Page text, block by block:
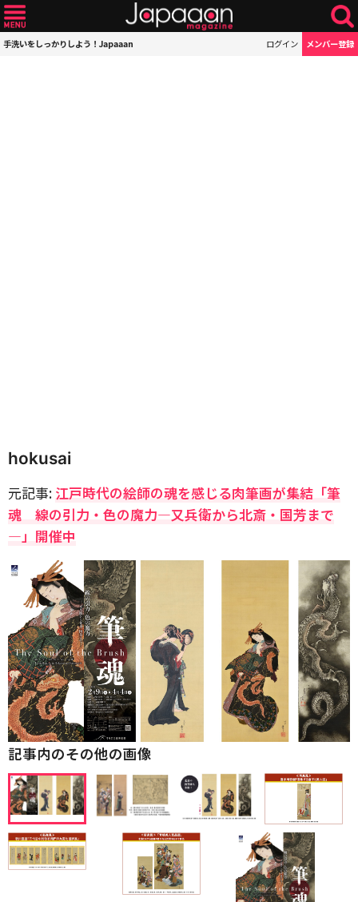
手洗いをしっかりしよう！Japaaan ログイン メンバー登録
hokusai
元記事: 江戸時代の絵師の魂を感じる肉筆画が集結「筆
魂 線の引力・色の魔力―又兵衛から北斎・国芳まで
―」開催中
記事内のその他の画像